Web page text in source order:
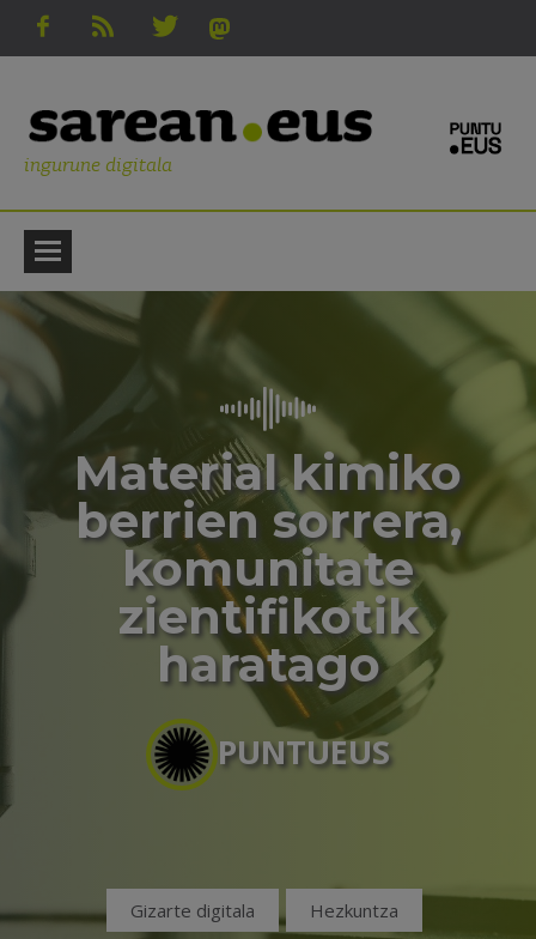
ingurune digitala
Material kimiko
berrien sorrera,
komunitate
zientifikotik
haratago
PUNTUEUS
Gizarte digitala Hezkuntza